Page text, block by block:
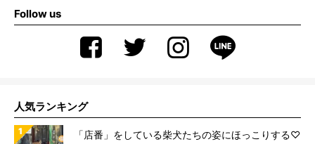
Follow us
人気ランキング
「店番」をしている柴犬たちの姿にほっこりする♡